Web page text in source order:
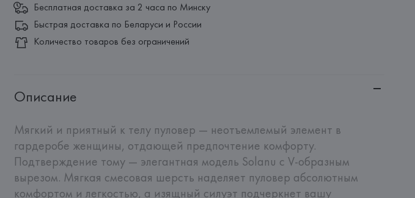
Бесплатная доставка за 2 часа по Минску
Быстрая доставка по Беларуси и России
Количество товаров без ограничений
Описание
Мягкий и приятный к телу пуловер — неотъемлемый элемент в
гардеробе женщины, отдающей предпочтение комфорту.
Подтверждение тому — элегантная модель Solanu с V-образным
вырезом. Мягкая смесовая шерсть наделяет пуловер абсолютным
комфортом и легкостью, а изящный силуэт подчеркнет вашу